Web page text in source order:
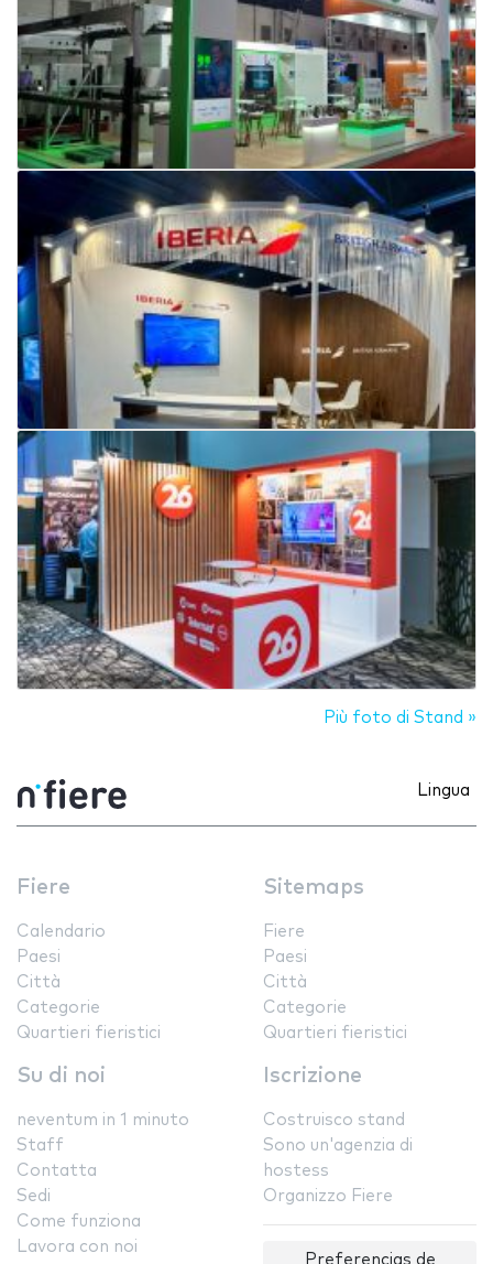
Più foto di Stand »
Lingua
Fiere
Calendario
Paesi
Città
Categorie
Quartieri fieristici
Sitemaps
Fiere
Paesi
Città
Categorie
Quartieri fieristici
Su di noi
neventum in 1 minuto
Staff
Contatta
Sedi
Come funziona
Lavora con noi
Iscrizione
Costruisco stand
Sono un'agenzia di
hostess
Organizzo Fiere
Preferencias de